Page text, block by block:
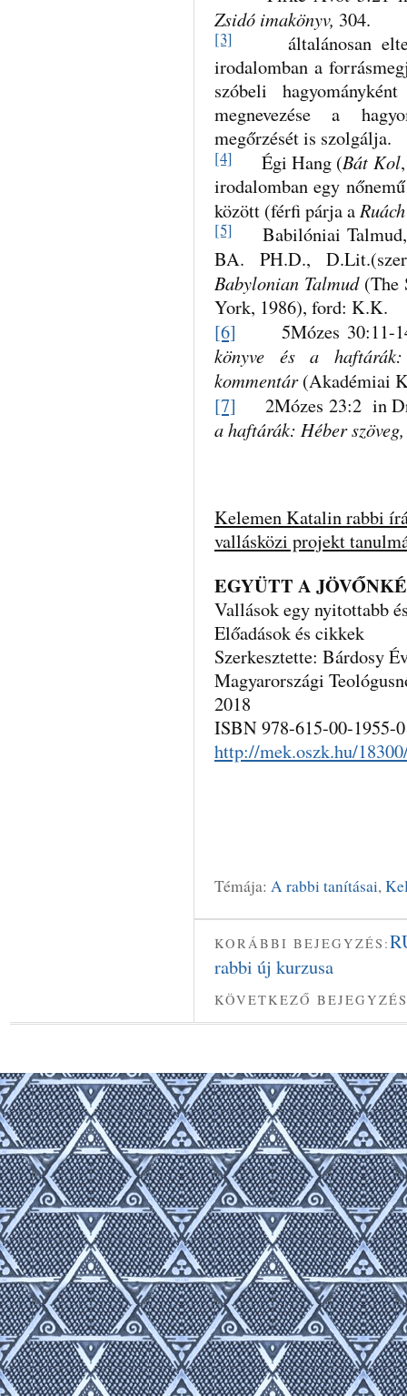
Zsidó imakönyv, 304.
[3]
általánosan
irodalomban a
szóbeli
megnevezése a
megőrzését is szolgálja.
[4] Égi Hang (Bát Kol
irodalomban egy
között (férfi párja a
[5]
Babilóniai Talmud,
BA. PH.D.,
Babylonian Talmud(The
York, 1986), ford: K.K.
[6] 5Mózes 30:11-
könyve és a
kommentár(Akadémiai
[7] 2Mózes 23:2 in
a haftárák: Héber
Kelemen Katalin rabbi
vallásközi projekt
EGYÜTT A
Vallások egy nyitottabb
Előadások és cikkek
Szerkesztette: Bárdosy
Magyarországi
2018
ISBN 978-615-00-1955-0
http://mek.oszk.hu/
Témája: A rabbi tanításai,
KORÁBBI BEJEGYZÉS:
rabbi új kurzusa
KÖVETKEZŐ